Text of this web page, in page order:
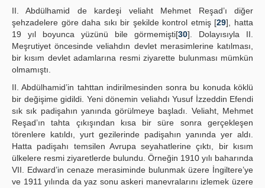
II. Abdülhamid de kardeşi veliaht Mehmet Reşad’ı diğer
şehzadelere göre daha sıkı bir şekilde kontrol etmiş [29], hatta
19 yıl boyunca yüzünü bile görmemişti[30]. Dolayısıyla II.
Meşrutiyet öncesinde veliahdın devlet merasimlerine katılması,
bir kısım devlet adamlarına resmi ziyarette bulunması mümkün
olmamıştı.
II. Abdülhamid’in tahttan indirilmesinden sonra bu konuda köklü
bir değişime gidildi. Yeni dönemin veliahdı Yusuf İzzeddin Efendi
sık sık padişahın yanında görülmeye başladı. Veliaht, Mehmet
Reşad’ın tahta çıkışından kısa bir süre sonra gerçekleşen
törenlere katıldı, yurt gezilerinde padişahın yanında yer aldı.
Hatta padişahı temsilen Avrupa seyahatlerine çıktı, bir kısım
ülkelere resmi ziyaretlerde bulundu. Örneğin 1910 yılı baharında
VII. Edward’in cenaze merasiminde bulunmak üzere İngiltere’ye
ve 1911 yılında da yaz sonu askeri manevralarını izlemek üzere